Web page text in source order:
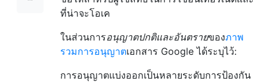
ที่น่าจะโอเค
ในส่วนการอนุญาตปกติและอันตรายของภาพ
รวมการอนุญาตเอกสาร Google ได้ระบุไว้:
การอนุญาตแบ่งออกเป็นหลายระดับการป้องกัน